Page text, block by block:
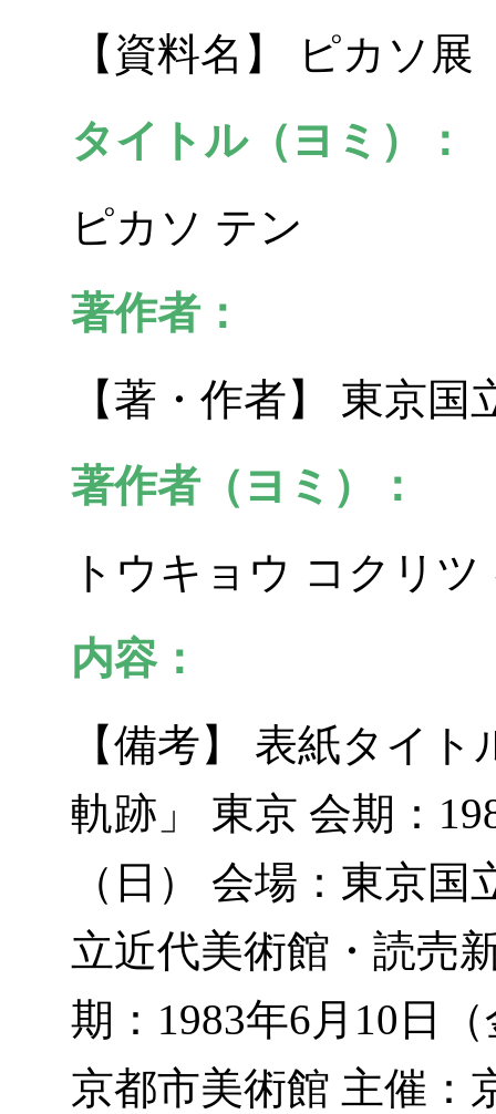
【資料名】 ピカソ展
タイトル（ヨミ）：
ピカソ テン
著作者：
【著・作者】 東京
著作者（ヨミ）：
トウキョウ コクリ
内容：
【備考】 表紙タイ
軌跡」 東京 会期：
（日） 会場：東京
立近代美術館・読売
期：1983年6月10日
京都市美術館 主催：